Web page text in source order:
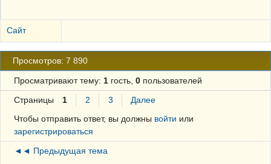
Сайт
Просмотров: 7 890
Просматривают тему: 1гость, 0пользователей
Страницы 1 2 3
Далее
Чтобы отправить ответ, вы должны войти или
зарегистрироваться
◄◄ Предыдущая тема